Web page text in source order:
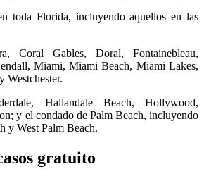
toda Florida, incluyendo aquellos en las
Coral Gables, Doral, Fontainebleau,
Miami, Miami Beach, Miami Lakes,
Westchester.
Hallandale Beach, Hollywood,
y el condado de Palm Beach, incluyendo
y West Palm Beach.
gratuito